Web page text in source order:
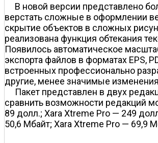
В новой версии представлено
верстать сложные в оформлении
скрытие объектов в сложных
реализована функция обтекания
Появилось автоматическое
экспорта файлов в форматах EPS,
встроенных профессионально
другие, менее значимые
Пакет представлен в двух
сравнить возможности редакций
89 долл.; Xara Xtreme Pro — 249
50,6 Мбайт; Xara Xtreme Pro — 69,9